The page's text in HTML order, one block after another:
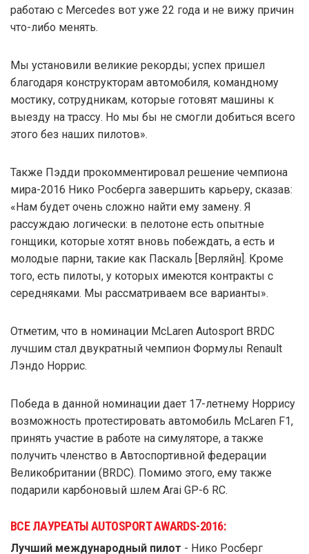
работаю с Mercedes вот уже 22 года и не вижу причин
что-либо менять.
Мы установили великие рекорды; успех пришел
благодаря конструкторам автомобиля, командному
мостику, сотрудникам, которые готовят машины к
выезду на трассу. Но мы бы не смогли добиться всего
этого без наших пилотов».
Также Пэдди прокомментировал решение чемпиона
мира-2016 Нико Росберга завершить карьеру, сказав:
«Нам будет очень сложно найти ему замену. Я
рассуждаю логически: в пелотоне есть опытные
гонщики, которые хотят вновь побеждать, а есть и
молодые парни, такие как Паскаль [Верляйн]. Кроме
того, есть пилоты, у которых имеются контракты с
середняками. Мы рассматриваем все варианты».
Отметим, что в номинации McLaren Autosport BRDC
лучшим стал двукратный чемпион Формулы Renault
Лэндо Норрис.
Победа в данной номинации дает 17-летнему Норрису
возможность протестировать автомобиль McLaren F1,
принять участие в работе на симуляторе, а также
получить членство в Автоспортивной федерации
Великобритании (BRDC). Помимо этого, ему также
подарили карбоновый шлем Arai GP-6 RC.
ВСЕ ЛАУРЕАТЫ AUTOSPORT AWARDS-2016:
Лучший международный пилот - Нико Росберг